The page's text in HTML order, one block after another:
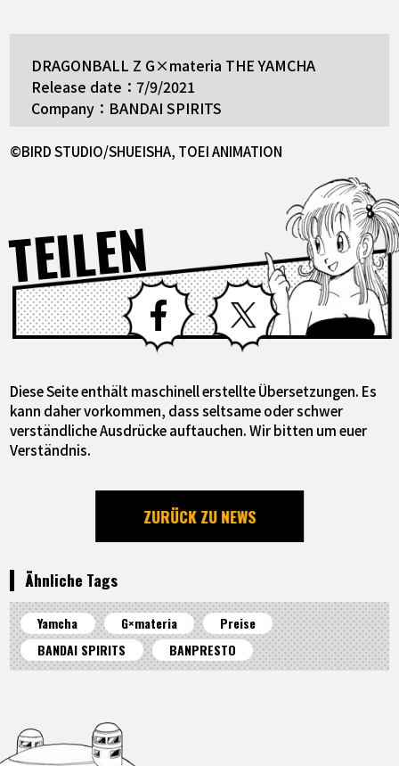
DRAGONBALL Z G×materia THE YAMCHA
Release date：7/9/2021
Company：BANDAI SPIRITS
©BIRD STUDIO/SHUEISHA, TOEI ANIMATION
TEILEN Facebook X
Diese Seite enthält maschinell erstellte Übersetzungen. Es
kann daher vorkommen, dass seltsame oder schwer
verständliche Ausdrücke auftauchen. Wir bitten um euer
Verständnis.
ZURÜCK ZU NEWS
Ähnliche Tags
Yamcha G×materia
Preise
BANDAI SPIRITS
BANPRESTO